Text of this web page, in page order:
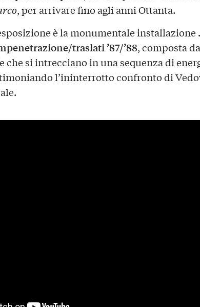
, per arrivare fino agli anni Ottanta.
è la monumentale installazione
traslati ’87/’88, composta
che si intrecciano in una sequenza di
l’ininterrotto confronto di